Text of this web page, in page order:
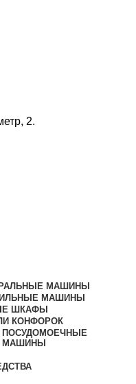
2.
МАШИНЫ
МАШИНЫ
ШКАФЫ
КОНФОРОК
ПОСУДОМОЕЧНЫЕ
МАШИНЫ